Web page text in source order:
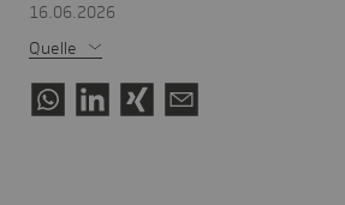
16.06.2026
Quelle